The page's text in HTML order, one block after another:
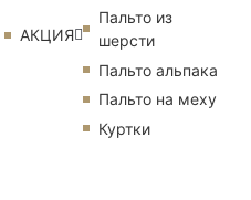
АКЦИЯ
Пальто из
шерсти
Пальто альпака
Пальто на меху
Куртки